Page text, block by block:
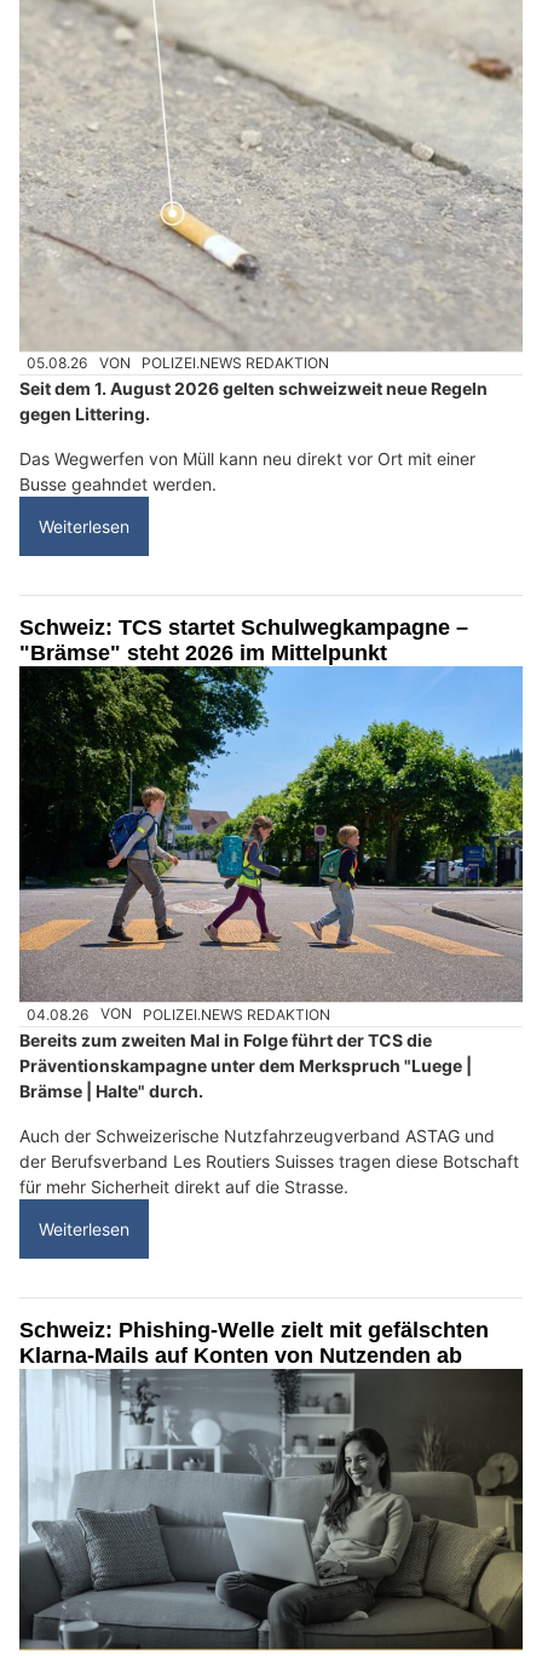
05.08.26 VON POLIZEI.NEWS REDAKTION
Seit dem 1. August 2026 gelten schweizweit neue Regeln
gegen Littering.
Das Wegwerfen von Müll kann neu direkt vor Ort mit einer
Busse geahndet werden.
Weiterlesen
Schweiz: TCS startet Schulwegkampagne –
"Brämse" steht 2026 im Mittelpunkt
04.08.26 VON POLIZEI.NEWS REDAKTION
Bereits zum zweiten Mal in Folge führt der TCS die
Präventionskampagne unter dem Merkspruch "Luege |
Brämse | Halte" durch.
Auch der Schweizerische Nutzfahrzeugverband ASTAG und
der Berufsverband Les Routiers Suisses tragen diese Botschaft
für mehr Sicherheit direkt auf die Strasse.
Weiterlesen
Schweiz: Phishing-Welle zielt mit gefälschten
Klarna-Mails auf Konten von Nutzenden ab